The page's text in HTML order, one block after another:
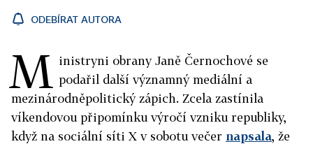
ODEBÍRAT AUTORA
M inistryni obrany Janě Černochové se
podařil další významný mediální a
mezinárodněpolitický zápich. Zcela zastínila
víkendovou připomínku výročí vzniku republiky,
když na sociální síti X v sobotu večer napsala, že